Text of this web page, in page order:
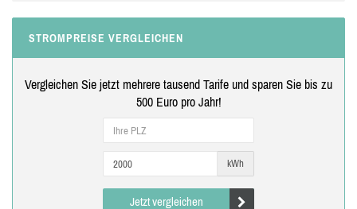
STROMPREISE VERGLEICHEN
Vergleichen Sie jetzt mehrere tausend Tarife und sparen Sie bis zu
500 Euro pro Jahr!
kWh
Jetzt vergleichen